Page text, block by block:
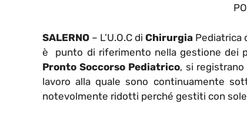
SALERNO – L’U.O.C diChirurgia Pediatrica
è punto di riferimento nella gestione dei
Pronto Soccorso Pediatrico, si
lavoro alla quale sono continuamente
notevolmente ridotti perché gestiti con